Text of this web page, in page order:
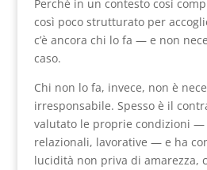
Perché in un contesto così
così poco strutturato per
c’è ancora chi lo fa — e non
caso.
Chi non lo fa, invece, non è
irresponsabile. Spesso è il
valutato le proprie condizioni —
relazionali, lavorative — e ha
lucidità non priva di amarezza,